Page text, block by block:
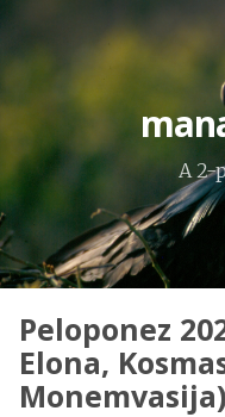
A 2-
Peloponez
Elona,
Monemvasija)